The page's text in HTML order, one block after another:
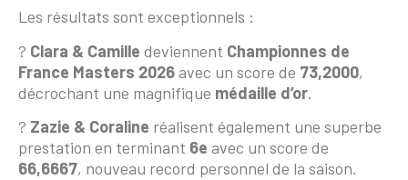
Les résultats sont exceptionnels :
? Clara & Camille deviennent Championnes de
France Masters 2026 avec un score de 73,2000,
décrochant une magnifique médaille d’or.
? Zazie & Coraline réalisent également une superbe
prestation en terminant 6e avec un score de
66,6667, nouveau record personnel de la saison.